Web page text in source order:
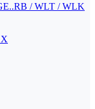
/ WLT / WLK